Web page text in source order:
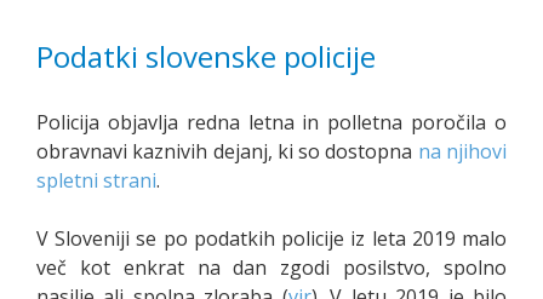
Podatki slovenske policije
Policija objavlja redna letna in polletna poročila o
obravnavi kaznivih dejanj, ki so dostopna na njihovi
spletni strani.
V Sloveniji se po podatkih policije iz leta 2019 malo
več kot enkrat na dan zgodi posilstvo, spolno